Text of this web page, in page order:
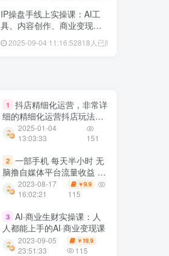
IP操盘手线上实操课：AI工
具、内容创作、商业变现等
2025-09-04 11:16:52818人已阅读
1
抖店精细化运营，非常详
细的精细化运营抖店玩法
（更新0104）
2025-01-04
13:03:33
151
2 一部手机 每天半小时 无
脑撸自媒体平台流量收益 门
槛最低 日入100+
2023-08-17
16:02:21
￥9.9
115
3 AI·商业生财实操课：人
人都能上手的AI·商业变现课
2023-09-05
23:51:33
￥ 19.9
115